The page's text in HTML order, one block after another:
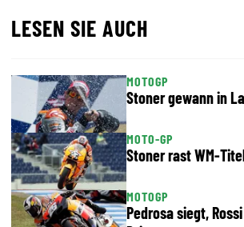
LESEN SIE AUCH
MOTOGP
Stoner gewann in
MOTO-GP
Stoner rast WM-
MOTOGP
Pedrosa siegt,